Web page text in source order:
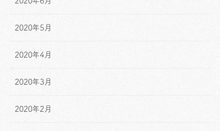
2020年5月
2020年4月
2020年3月
2020年2月